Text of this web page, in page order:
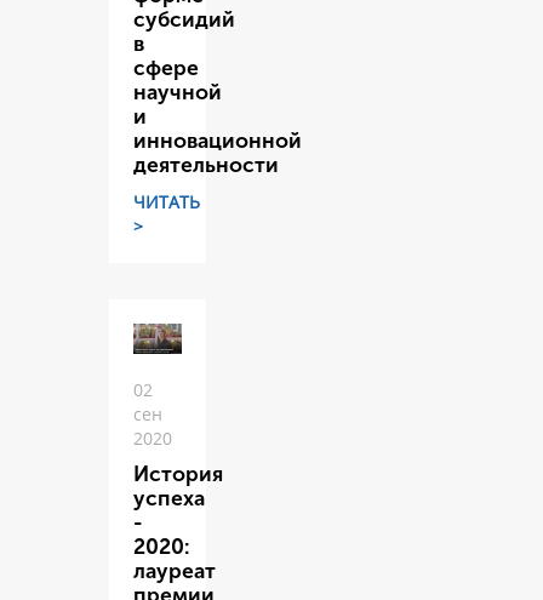
субсидий
в
сфере
научной
и
инновационной
деятельности
ЧИТАТЬ
>
02
сен
2020
История
успеха
-
2020:
лауреат